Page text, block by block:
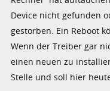
Device nicht gefunden
gestorben. Ein Reboot
Wenn der Treiber gar
einen neuen zu
Stelle und soll hier